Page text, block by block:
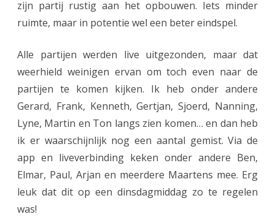
zijn partij rustig aan het opbouwen. Iets minder
ruimte, maar in potentie wel een beter eindspel.
Alle partijen werden live uitgezonden, maar dat
weerhield weinigen ervan om toch even naar de
partijen te komen kijken. Ik heb onder andere
Gerard, Frank, Kenneth, Gertjan, Sjoerd, Nanning,
Lyne, Martin en Ton langs zien komen… en dan heb
ik er waarschijnlijk nog een aantal gemist. Via de
app en liveverbinding keken onder andere Ben,
Elmar, Paul, Arjan en meerdere Maartens mee. Erg
leuk dat dit op een dinsdagmiddag zo te regelen
was!